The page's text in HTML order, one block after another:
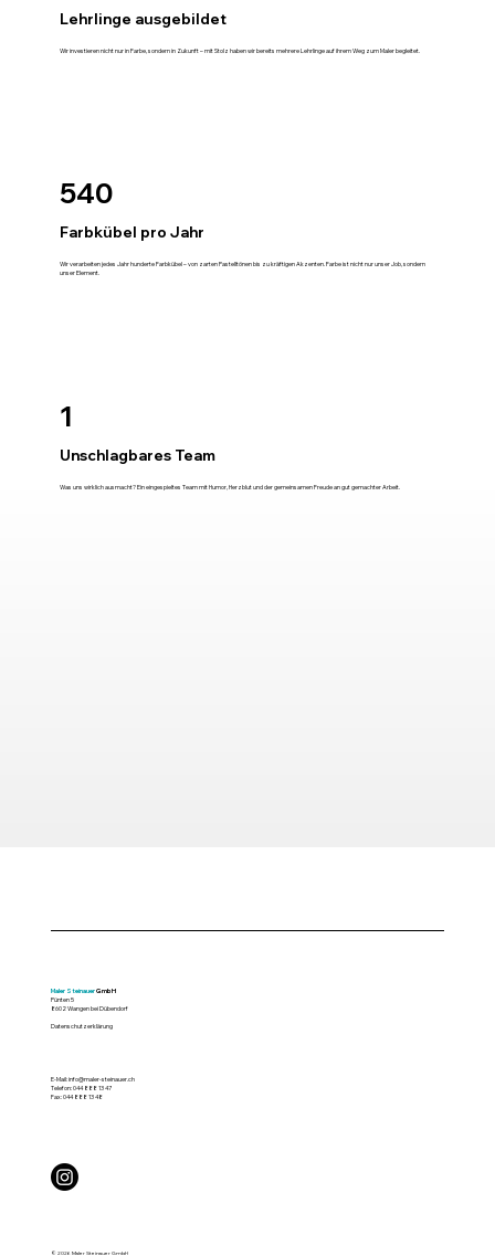
Lehrlinge ausgebildet
Wir investieren nicht nur in Farbe, sondern in Zukunft – mit Stolz haben wir bereits mehrere Lehrlinge auf ihrem Weg zum Maler begleitet.
540
Farbkübel pro Jahr
Wir verarbeiten jedes Jahr hunderte Farbkübel – von zarten Pastelltönen bis zu kräftigen Akzenten. Farbe ist nicht nur unser Job, sondern
unser Element.
1
Unschlagbares Team
Was uns wirklich ausmacht? Ein eingespieltes Team mit Humor, Herzblut und der gemeinsamen Freude an gut gemachter Arbeit.
Maler SteinauerGmbH
Pünten 5
8602 Wangen bei Dübendorf
Datenschutzerklärung
E-Mail:info@maler-steinauer.ch
Telefon:044 888 13 47
Fax: 044 888 13 48
© 2026 Maler Steinauer GmbH